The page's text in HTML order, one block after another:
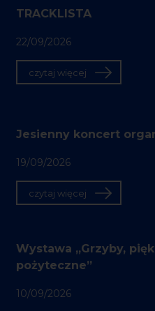
TRACKLISTA
22/09/2026
czytaj więcej
Jesienny koncert
19/09/2026
czytaj więcej
Wystawa „Grzyby,
pożyteczne”
10/09/2026